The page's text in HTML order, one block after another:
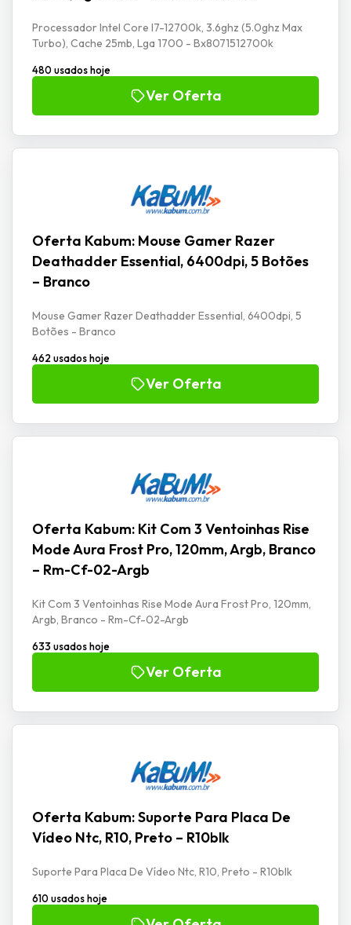
Processador Intel Core I7-12700k, 3.6ghz (5.0ghz Max
Turbo), Cache 25mb, Lga 1700 - Bx8071512700k
480 usados hoje
Ver Oferta
Oferta Kabum: Mouse Gamer Razer
Deathadder Essential, 6400dpi, 5 Botões
– Branco
Mouse Gamer Razer Deathadder Essential, 6400dpi, 5
Botões - Branco
462 usados hoje
Ver Oferta
Oferta Kabum: Kit Com 3 Ventoinhas Rise
Mode Aura Frost Pro, 120mm, Argb, Branco
– Rm-Cf-02-Argb
Kit Com 3 Ventoinhas Rise Mode Aura Frost Pro, 120mm,
Argb, Branco - Rm-Cf-02-Argb
633 usados hoje
Ver Oferta
Oferta Kabum: Suporte Para Placa De
Vídeo Ntc, R10, Preto – R10blk
Suporte Para Placa De Vídeo Ntc, R10, Preto - R10blk
610 usados hoje